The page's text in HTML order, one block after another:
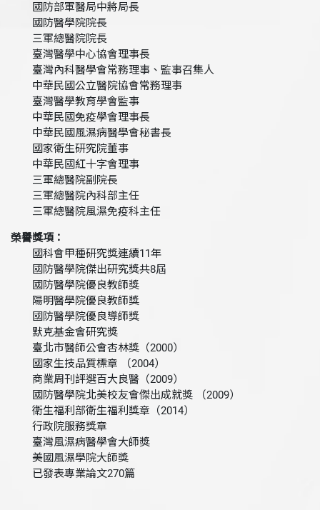
國防部軍醫局中將局長
國防醫學院院長
三軍總醫院院長
臺灣醫學中心協會理事長
臺灣內科醫學會常務理事、監事召集人
中華民國公立醫院協會常務理事
臺灣醫學教育學會監事
中華民國免疫學會理事長
中華民國風濕病醫學會秘書長
國家衛生研究院董事
中華民國紅十字會理事
三軍總醫院副院長
三軍總醫院內科部主任
三軍總醫院風濕免疫科主任
榮譽獎項：
國科會甲種研究獎連續11年
國防醫學院傑出研究獎共8屆
國防醫學院優良教師獎
陽明醫學院優良教師獎
國防醫學院優良導師獎
默克基金會研究獎
臺北市醫師公會杏林獎（2000）
國家生技品質標章 （2004）
商業周刊評選百大良醫（2009）
國防醫學院北美校友會傑出成就獎 （2009）
衛生福利部衛生福利獎章（2014）
行政院服務獎章
臺灣風濕病醫學會大師獎
美國風濕學院大師獎
已發表專業論文270篇